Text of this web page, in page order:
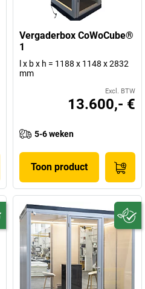
Vergaderbox CoWoCube®
1
l x b x h = 1188 x 1148 x 2832
mm
Excl. BTW
13.600,- €
5-6 weken
Toon product